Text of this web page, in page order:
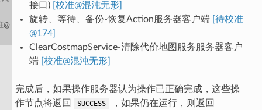
@
接口) [校准@混沌无形]
旋转、等待、备份-恢复Action服务器客户端 [待校准
@174]
ClearCostmapService-清除代价地图服务服务器客户
端 [校准@混沌无形]
完成后，如果操作服务器认为操作已正确完成，这些操
作节点将返回
SUCCESS ，如果仍在运行，则返回